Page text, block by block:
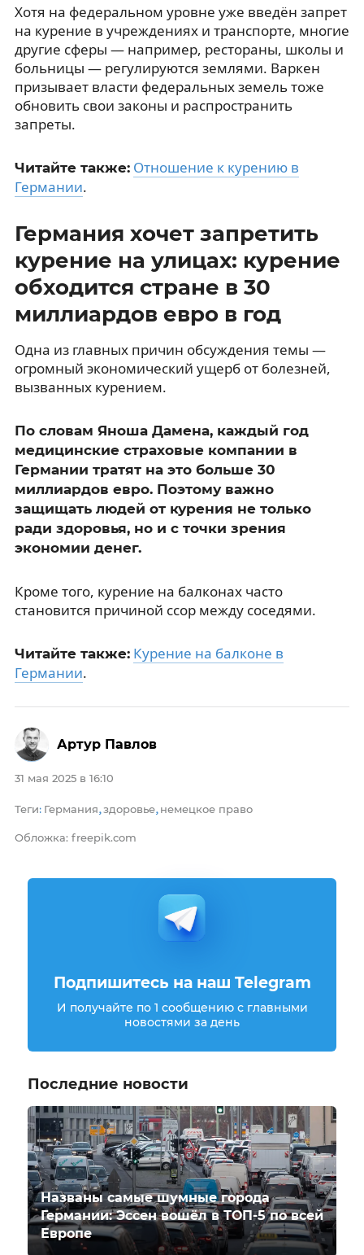
Хотя на федеральном уровне уже введён запрет
на курение в учреждениях и транспорте, многие
другие сферы — например, рестораны, школы и
больницы — регулируются землями. Варкен
призывает власти федеральных земель тоже
обновить свои законы и распространить
запреты.
Читайте также: Отношение к курению в
Германии.
Германия хочет запретить
курение на улицах: курение
обходится стране в 30
миллиардов евро в год
Одна из главных причин обсуждения темы —
огромный экономический ущерб от болезней,
вызванных курением.
По словам Яноша Дамена, каждый год
медицинские страховые компании в
Германии тратят на это больше 30
миллиардов евро. Поэтому важно
защищать людей от курения не только
ради здоровья, но и с точки зрения
экономии денег.
Кроме того, курение на балконах часто
становится причиной ссор между соседями.
Читайте также: Курение на балконе в
Германии.
31 мая 2025 в 16:10
Теги: Германия,здоровье, немецкое право
Обложка: freepik.com
Артур Павлов
Подпишитесь на наш Telegram
И получайте по 1 сообщению с главными
новостями за день
Последние новости
Названы самые шумные города
Германии: Эссен вошёл в ТОП-5 по всей
Европе